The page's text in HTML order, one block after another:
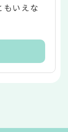
もいえな